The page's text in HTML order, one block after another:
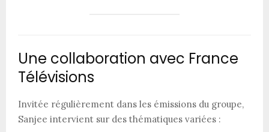
Une collaboration avec France
Télévisions
Invitée régulièrement dans les émissions du groupe,
Sanjee intervient sur des thématiques variées :